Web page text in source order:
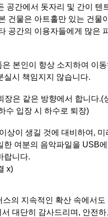
공간에서 돗자리 및 간이 텐
건물은 아트홀만 있는 건물
공간의 이용자들에게 많은
본인이 항상 소지하여 이
실시 책임지지 않습니다.
장은 같은 방향에서 합니다.(
수 입장 시 하수로 퇴장)
상이 생길 것에 대비하여, 미
한 여분의 음악파일을 USB
랍니다.
x)
스의 지속적인 확산 속에서도
대단히 감사드리며, 안전